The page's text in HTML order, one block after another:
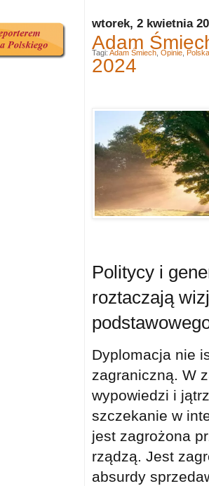
wtorek, 2 kwietnia
Adam
2024
Politycy i
roztaczają
Dyplomacja nie
zagraniczną. W
wypowiedzi i
szczekanie w
jest zagrożona
rządzą. Jest
absurdy
Tagi: Adam Śmiech Opinie Polska